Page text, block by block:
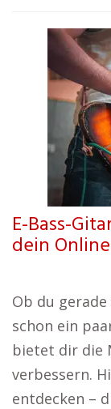
E-Bass-
dein
Ob du
schon ein
bietet dir die
verbessern.
entdecken –